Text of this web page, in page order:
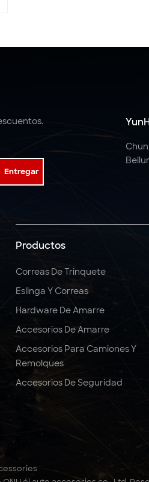
Entregar
Productos
Correas De Trinquete
Eslinga Y Correas
Hardware De Amarre
Accesorios De Amarre
Accesorios Para Camiones Y
Remolques
Accesorios De Seguridad